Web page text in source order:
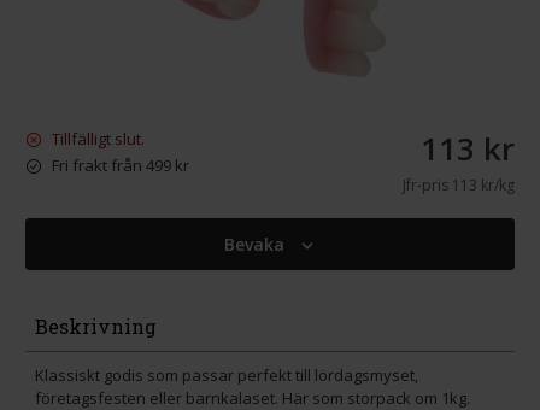
Tillfälligt slut.
Fri frakt från 499 kr
113 kr
Jfr-pris113 kr/kg
Bevaka
Beskrivning
Klassiskt godis som passar perfekt till lördagsmyset,
företagsfesten eller barnkalaset. Här som storpack om 1kg.